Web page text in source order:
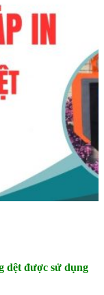
dệt được sử dụng